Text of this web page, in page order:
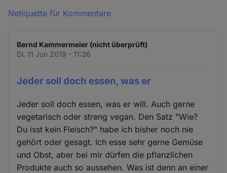
Netiquette für Kommentare
Bernd Kammermeier (nicht überprüft)
Di. 11 Jun 2019 - 11:36
Jeder soll doch essen, was er
Jeder soll doch essen, was er will. Auch gerne
vegetarisch oder streng vegan. Den Satz "Wie?
Du isst kein Fleisch?" habe ich bisher noch nie
gehört oder gesagt. Ich esse sehr gerne Gemüse
und Obst, aber bei mir dürfen die pflanzlichen
Produkte auch so aussehen. Was ist denn an einer